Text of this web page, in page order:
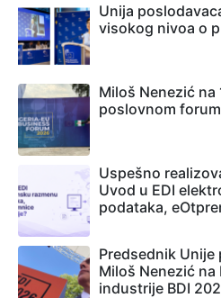
Unija
visokog nivoa o
Miloš Nenezić na
poslovnom
Uspešno
Uvod u EDI
podataka,
Predsednik Unije
Miloš Nenezić na
industrije BDI